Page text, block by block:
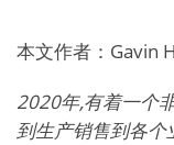
本文作者：Gavin
2020年,有着一个
到生产销售到各